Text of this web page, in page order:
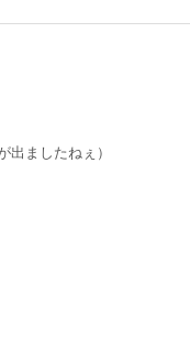
出ましたねぇ）